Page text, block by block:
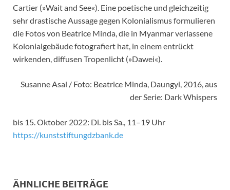
Cartier (»Wait and See«). Eine poetische und gleichzeitig
sehr drastische Aussage gegen Kolonialismus formulieren
die Fotos von Beatrice Minda, die in Myanmar verlassene
Kolonialgebäude fotografiert hat, in einem entrückt
wirkenden, diffusen Tropenlicht (»Dawei«).
Susanne Asal / Foto: Beatrice Minda, Daungyi, 2016, aus
der Serie: Dark Whispers
bis 15. Oktober 2022: Di. bis Sa., 11–19 Uhr
https://kunststiftungdzbank.de
ÄHNLICHE BEITRÄGE